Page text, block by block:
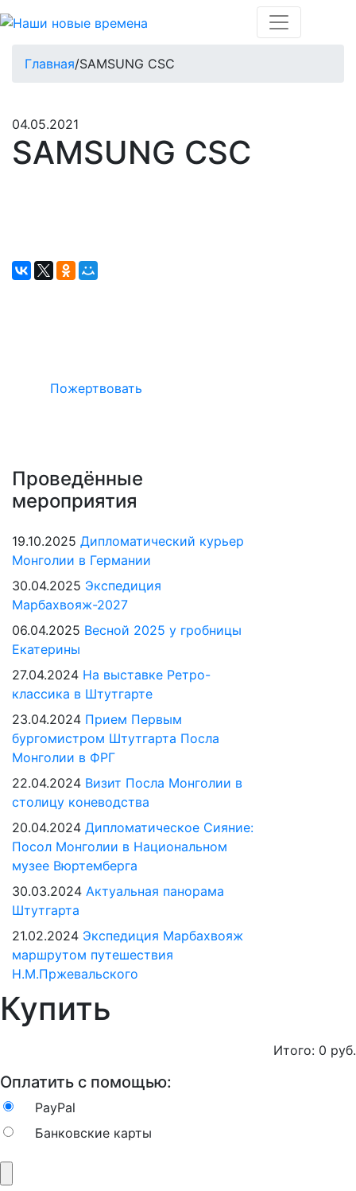
Главная/SAMSUNG CSC
04.05.2021
SAMSUNG CSC
Пожертвовать
Проведённые
мероприятия
19.10.2025 Дипломатический курьер
Монголии в Германии
30.04.2025 Экспедиция
Марбахвояж-2027
06.04.2025 Весной 2025 у гробницы
Екатерины
27.04.2024 На выставке Ретро-
классика в Штутгарте
23.04.2024 Прием Первым
бургомистром Штутгарта Посла
Монголии в ФРГ
22.04.2024 Визит Посла Монголии в
столицу коневодства
20.04.2024 Дипломатическое Сияние:
Посол Монголии в Национальном
музее Вюртемберга
30.03.2024 Актуальная панорама
Штутгарта
21.02.2024 Экспедиция Марбахвояж
маршрутом путешествия
Н.М.Пржевальского
Купить
Итого: 0 руб.
Оплатить с помощью:
PayPal
Банковские карты